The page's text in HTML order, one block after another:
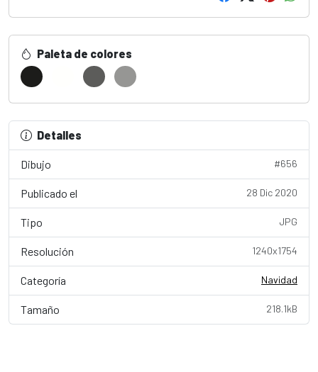
Paleta de colores
Detalles
Dibujo #656
Publicado el 28 Dic 2020
Tipo JPG
Resolución 1240x1754
Categoría Navidad
Tamaño 218.1kB